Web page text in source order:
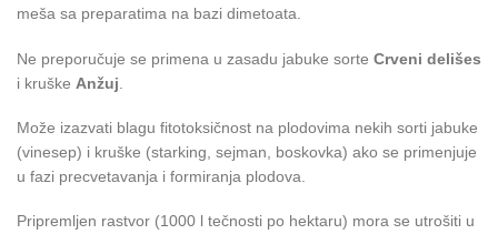
meša sa preparatima na bazi dimetoata.
Ne preporučuje se primena u zasadu jabuke sorte Crveni delišes
i kruške Anžuj
Može izazvati blagu fitotoksičnost na plodovima nekih sorti jabuke
(vinesep) i kruške (starking, sejman, boskovka) ako se primenjuje
u fazi precvetavanja i formiranja plodova.
Pripremljen rastvor (1000 l tečnosti po hektaru) mora se utrošiti u